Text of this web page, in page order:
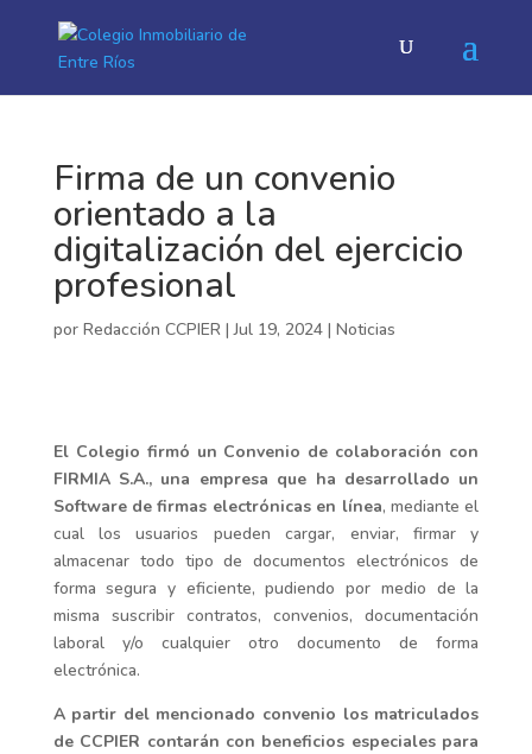
Firma de un convenio
orientado a la
digitalización del ejercicio
profesional
por Redacción CCPIER|Jul 19, 2024| Noticias
El Colegio firmó un Convenio de colaboración con
FIRMIA S.A., una empresa que ha desarrollado un
Software de firmas electrónicas en línea, mediante el
cual los usuarios pueden cargar, enviar, firmar y
almacenar todo tipo de documentos electrónicos de
forma segura y eficiente, pudiendo por medio de la
misma suscribir contratos, convenios, documentación
laboral y/o cualquier otro documento de forma
electrónica.
A partir del mencionado convenio los matriculados
de CCPIER contarán con beneficios especiales para